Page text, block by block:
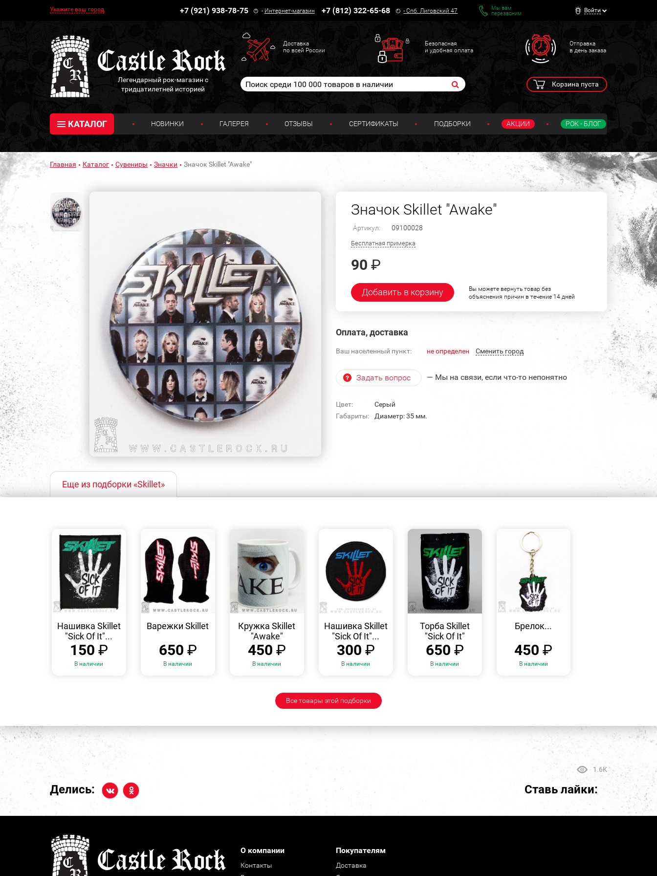
Укажите ваш город +7 (921) 938-78-75 - Интернет-магазин +7 (812) 322-65-68 -Спб. Лиговский 47
Мы вам
перезвоним
Войти
Легендарный рок-магазин с
тридцатилетней историей
Доставка
по всей России
Безопасная
и удобная оплата
Отправка
в день заказа
Корзина пуста
КАТАЛОГ НОВИНКИ ГАЛЕРЕЯ ОТЗЫВЫ СЕРТИФИКАТЫ ПОДБОРКИ АКЦИИ РОК - БЛОГ
Главная Каталог Сувениры Значки Значок Skillet "Awake"
Значок Skillet "Awake"
Артикул: 09100028
Бесплатная примерка
90 ₽
Добавить в корзину
Вы можете вернуть товар без
объяснения причин в течение 14 дней
Оплата, доставка
Ваш населенный пункт: не определен Cменить город
Задать вопрос — Мы на связи, если что-то непонятно
Цвет:
Серый
Габариты:
Диаметр: 35 мм.
Еще из подборки «Skillet»
ПРОСМОТР
Нашивка Skillet
"Sick Of It"...
150 ₽
В наличии
ПРОСМОТР
Варежки Skillet
650 ₽
В наличии
ПРОСМОТР
Кружка Skillet
"Awake"
450 ₽
В наличии
ПРОСМОТР
Нашивка Skillet
"Sick Of It"...
300 ₽
В наличии
ПРОСМОТР
Торба Skillet
"Sick Of It"
650 ₽
В наличии
ПРОСМОТР
Брелок...
450₽
В наличии
Все товары этой подборки
1.6K
Делись: Ставь лайки:
О компании
Контакты
Покупателям
Доставка